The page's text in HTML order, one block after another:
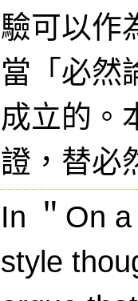
驗可以作
當「必然
成立的。
證，替必
In ＂On
style